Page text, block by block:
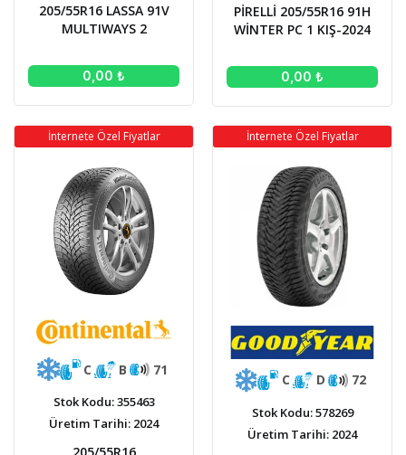
205/55R16 LASSA 91V
MULTIWAYS 2
0,00 ₺
PİRELLİ 205/55R16 91H
WİNTER PC 1 KIŞ-2024
0,00 ₺
İnternete Özel Fiyatlar
C B 71
Stok Kodu: 355463
Üretim Tarihi: 2024
İnternete Özel Fiyatlar
C D 72
Stok Kodu: 578269
Üretim Tarihi: 2024